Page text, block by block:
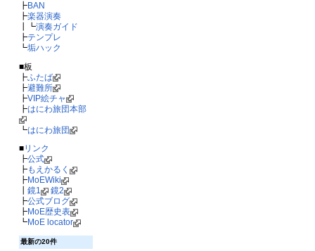
┣BAN
┣楽器演奏
┃┗演奏ガイド
┣テンプレ
┗垢ハック
■板
┣ふたば
┣避難所
┣VIP絵チャ
┣はにわ旅団本部
┗はにわ旅団
■リンク
┣公式
┣もえかるく
┣MoEWiki
鏡1
鏡2
┣公式ブログ
┣MoE歴史表
┗MoE locator
最新の20件